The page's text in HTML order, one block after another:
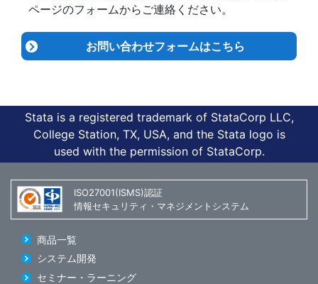
ページのフォームからご連絡ください。
お問い合わせフォームはこちら
Stata is a registered trademark of StataCorp LLC,
College Station, TX, USA, and the Stata logo is
used with the permission of StataCorp.
ISO27001(ISMS)認証
情報セキュリティ・マネジメントシステム
商品一覧
システム開発
セミナー・ラーニング